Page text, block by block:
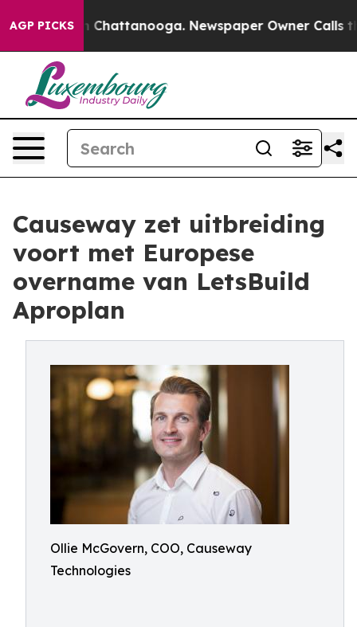
AGP PICKSin Chattanooga. Newspaper Owner Calls the
Causeway zet uitbreiding
voort met Europese
overname van LetsBuild
Aproplan
Ollie McGovern, COO, Causeway
Technologies